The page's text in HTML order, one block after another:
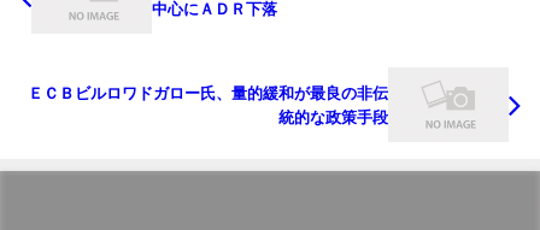
中心にＡＤＲ下落
ＥＣＢビルロワドガロー氏、量的緩和が最良の非伝
統的な政策手段